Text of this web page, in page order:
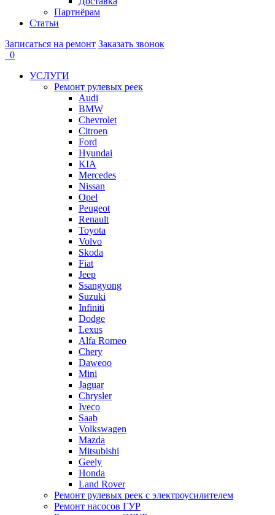
Партнёрам
Статьи
Записаться на ремонт Заказать звонок
0
УСЛУГИ
Ремонт рулевых реек
Audi
BMW
Chevrolet
Citroen
Ford
Hyundai
KIA
Mercedes
Nissan
Opel
Peugeot
Renault
Toyota
Volvo
Skoda
Fiat
Jeep
Ssangyong
Suzuki
Infiniti
Dodge
Lexus
Alfa Romeo
Chery
Daweoo
Mini
Jaguar
Chrysler
Iveco
Saab
Volkswagen
Mazda
Mitsubishi
Geely
Honda
Land Rover
Ремонт рулевых реек с электроусилителем
Ремонт насосов ГУР